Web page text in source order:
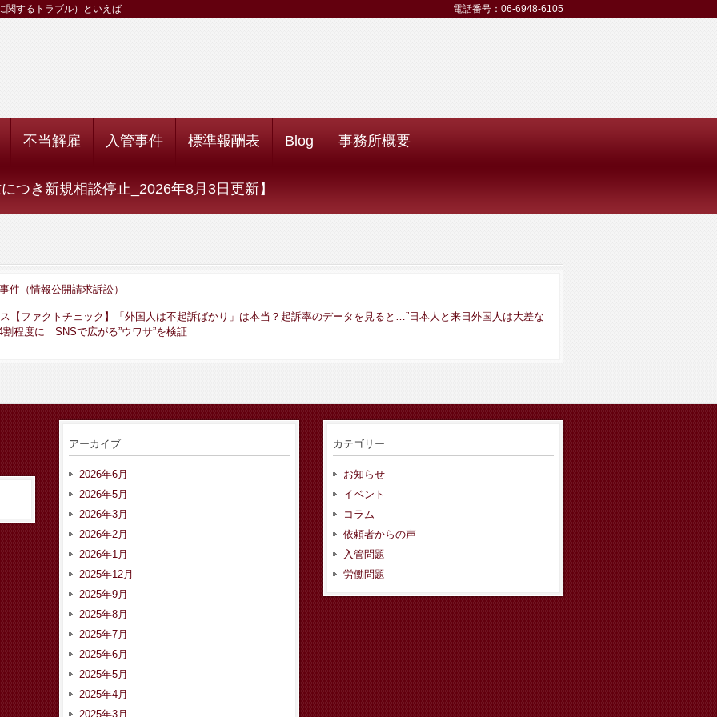
関するトラブル）といえば 電話番号：06-6948-6105
不当解雇 入管事件 標準報酬表 Blog 事務所概要
つき新規相談停止_2026年8月3日更新】
件（情報公開請求訴訟）
【ファクトチェック】「外国人は不起訴ばかり」は本当？起訴率のデータを見ると…”日本人と来日外国人は大差な
程度に SNSで広がる”ウワサ”を検証
アーカイブ
2026年6月
2026年5月
2026年3月
2026年2月
2026年1月
2025年12月
2025年9月
2025年8月
2025年7月
2025年6月
2025年5月
2025年4月
2025年3月
カテゴリー
お知らせ
イベント
コラム
依頼者からの声
入管問題
労働問題